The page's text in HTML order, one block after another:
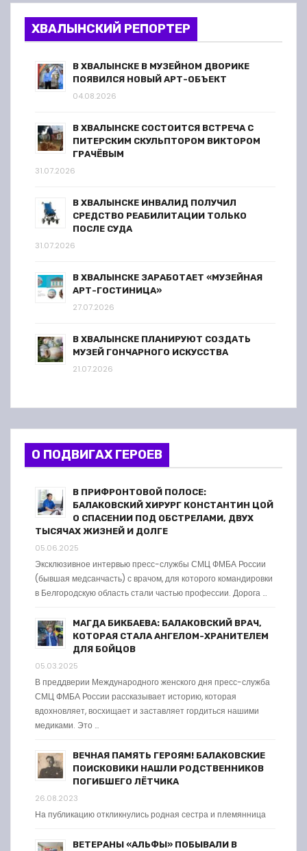
ХВАЛЫНСКИЙ РЕПОРТЕР
В ХВАЛЫНСКЕ В МУЗЕЙНОМ ДВОРИКЕ
ПОЯВИЛСЯ НОВЫЙ АРТ-ОБЪЕКТ
04.08.2026
В ХВАЛЫНСКЕ СОСТОИТСЯ ВСТРЕЧА С
ПИТЕРСКИМ СКУЛЬПТОРОМ ВИКТОРОМ
ГРАЧЁВЫМ
31.07.2026
В ХВАЛЫНСКЕ ИНВАЛИД ПОЛУЧИЛ
СРЕДСТВО РЕАБИЛИТАЦИИ ТОЛЬКО
ПОСЛЕ СУДА
31.07.2026
В ХВАЛЫНСКЕ ЗАРАБОТАЕТ «МУЗЕЙНАЯ
АРТ-ГОСТИНИЦА»
27.07.2026
В ХВАЛЫНСКЕ ПЛАНИРУЮТ СОЗДАТЬ
МУЗЕЙ ГОНЧАРНОГО ИСКУССТВА
21.07.2026
О ПОДВИГАХ ГЕРОЕВ
В ПРИФРОНТОВОЙ ПОЛОСЕ:
БАЛАКОВСКИЙ ХИРУРГ КОНСТАНТИН ЦОЙ
О СПАСЕНИИ ПОД ОБСТРЕЛАМИ, ДВУХ
ТЫСЯЧАХ ЖИЗНЕЙ И ДОЛГЕ
05.06.2025
Эксклюзивное интервью пресс-службы СМЦ ФМБА России
(бывшая медсанчасть) с врачом, для которого командировки
в Белгородскую область стали частью профессии. Дорога …
МАГДА БИКБАЕВА: БАЛАКОВСКИЙ ВРАЧ,
КОТОРАЯ СТАЛА АНГЕЛОМ-ХРАНИТЕЛЕМ
ДЛЯ БОЙЦОВ
05.03.2025
В преддверии Международного женского дня пресс-служба
СМЦ ФМБА России рассказывает историю, которая
вдохновляет, восхищает и заставляет гордиться нашими
медиками. Это …
ВЕЧНАЯ ПАМЯТЬ ГЕРОЯМ! БАЛАКОВСКИЕ
ПОИСКОВИКИ НАШЛИ РОДСТВЕННИКОВ
ПОГИБШЕГО ЛЁТЧИКА
26.08.2023
На публикацию откликнулись родная сестра и племянница
ВЕТЕРАНЫ «АЛЬФЫ» ПОБЫВАЛИ В